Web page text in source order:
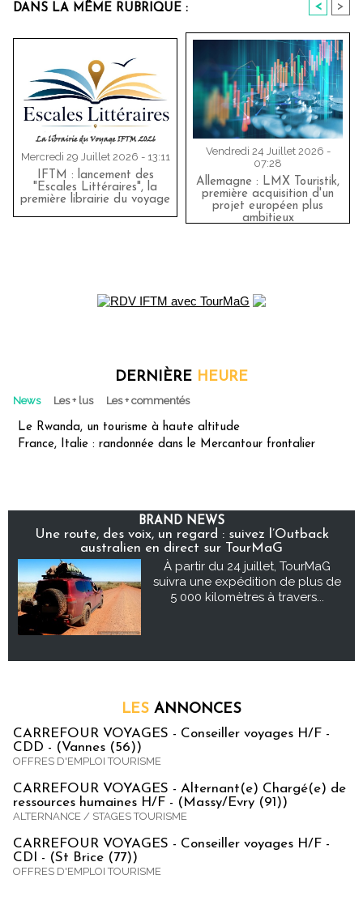
DANS LA MÊME RUBRIQUE : < >
Mercredi 29 Juillet 2026 - 13:11
IFTM : lancement des
"Escales Littéraires", la
première librairie du voyage
Vendredi 24 Juillet 2026 -
07:28
Allemagne : LMX Touristik,
première acquisition d'un
projet européen plus
ambitieux
DERNIÈRE HEURE
News Les + lus Les + commentés
Le Rwanda, un tourisme à haute altitude
France, Italie : randonnée dans le Mercantour frontalier
BRAND NEWS
Une route, des voix, un regard : suivez l’Outback
australien en direct sur TourMaG
À partir du 24 juillet, TourMaG
suivra une expédition de plus de
5 000 kilomètres à travers...
LES ANNONCES
CARREFOUR VOYAGES - Conseiller voyages H/F -
CDD - (Vannes (56))
OFFRES D'EMPLOI TOURISME
CARREFOUR VOYAGES - Alternant(e) Chargé(e) de
ressources humaines H/F - (Massy/Evry (91))
ALTERNANCE / STAGES TOURISME
CARREFOUR VOYAGES - Conseiller voyages H/F -
CDI - (St Brice (77))
OFFRES D'EMPLOI TOURISME